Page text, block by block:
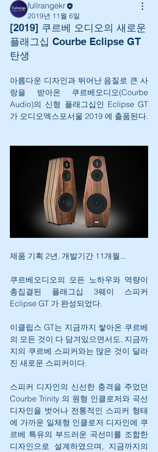
fullrangekr
2019년 11월 6일
[2019] 쿠르베 오디오의 새로운
플래그십 Courbe Eclipse GT
탄생
아름다운 디자인과 뛰어난 음질로 큰 사
랑을 받아온 쿠르베오디오(Courbe
Audio)의 신형 플래그십인 Eclipse GT
가 오디오엑스포서울 2019 에 출품된다.
제품 기획 2년, 개발기간 11개월...
쿠르베오디오의 모든 노하우와 역량이
총집결된 플래그십 3웨이 스피커
Eclipse GT 가 완성되었다.
이클립스 GT는 지금까지 쌓아온 쿠르베
의 모든 것이 다 담겨있으면서도, 지금까
지의 쿠르베 스피커와는 많은 것이 달라
진 새로운 스피커이다.
스피커 디자인의 신선한 충격을 주었던
Courbe Trinity 의 원형 인클로저와 곡선
디자인을 벗어나 전통적인 스피커 형태
에 가까운 일체형 인클로저 디자인에 쿠
르베 특유의 부드러운 곡선미를 조합한
디자인으로 설계하였으며, 지금까지의